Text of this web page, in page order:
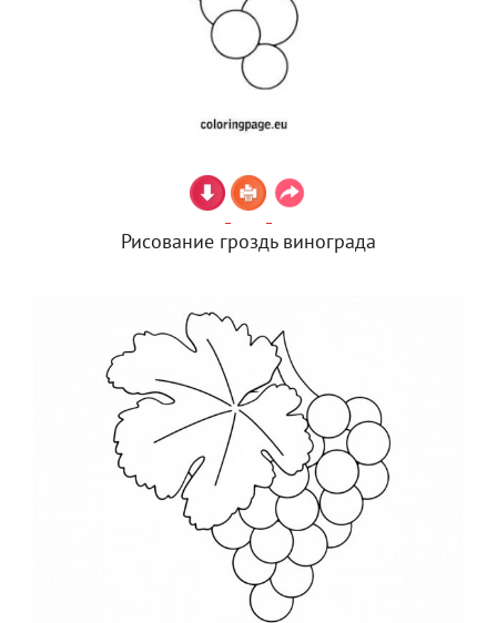
Рисование гроздь винограда